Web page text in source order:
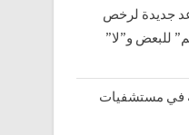
جديدة لرخص
للبعض و”لا”
في مستشفيات